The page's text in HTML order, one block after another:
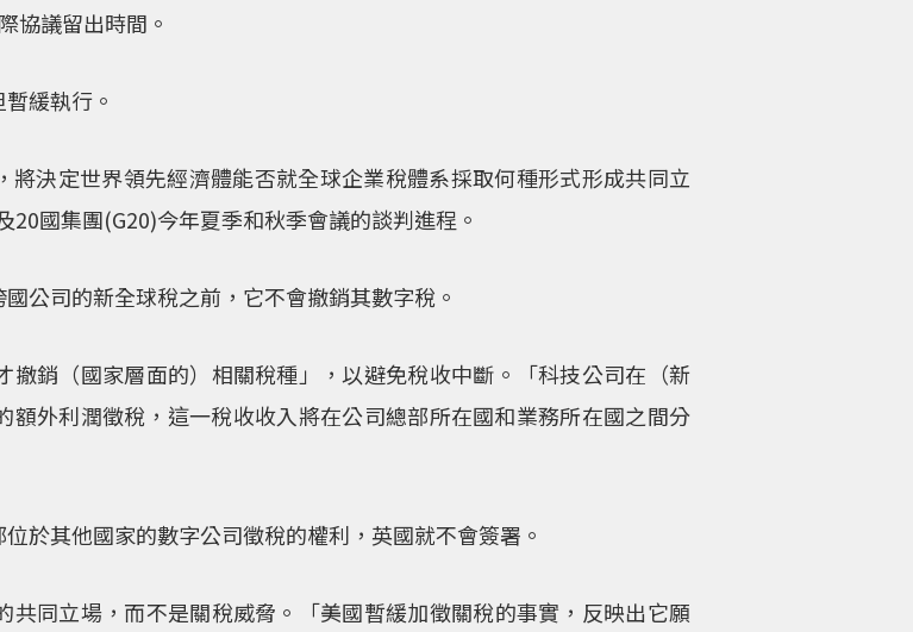
協議留出時間。
緩執行。
決定世界領先經濟體能否就全球企業稅體系採取何種形式形成共同立
國集團(G20)今年夏季和秋季會議的談判進程。
公司的新全球稅之前，它不會撤銷其數字稅。
銷（國家層面的）相關稅種」，以避免稅收中斷。「科技公司在（新
外利潤徵稅，這一稅收收入將在公司總部所在國和業務所在國之間分
於其他國家的數字公司徵稅的權利，英國就不會簽署。
同立場，而不是關稅威脅。「美國暫緩加徵關稅的事實，反映出它願